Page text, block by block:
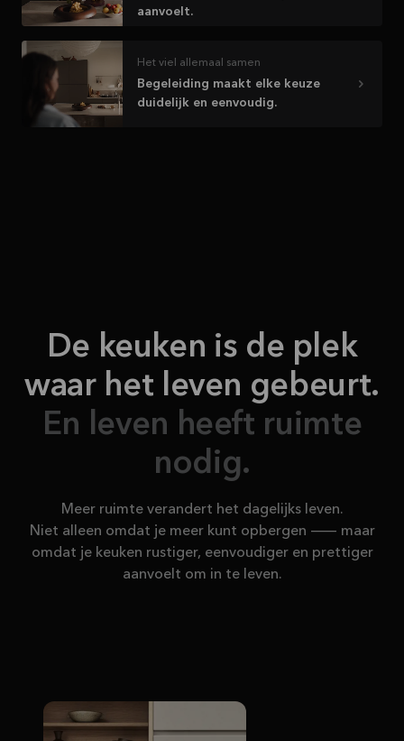
aanvoelt.
Het viel allemaal samen
Begeleiding maakt elke keuze
duidelijk en eenvoudig.
De keuken is de plek
waar het leven gebeurt.
En leven heeft ruimte
nodig.
Meer ruimte verandert het dagelijks leven.
Niet alleen omdat je meer kunt opbergen — maar
omdat je keuken rustiger, eenvoudiger en prettiger
aanvoelt om in te leven.